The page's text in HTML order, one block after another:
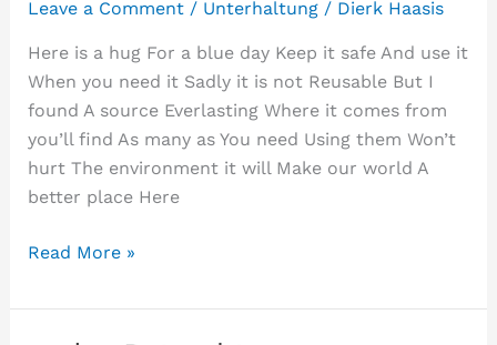
Leave a Comment / Unterhaltung/ Dierk Haasis
Here is a hug For a blue day Keep it safe And use it
When you need it Sadly it is not Reusable But I
found A source Everlasting Where it comes from
you’ll find As many as You need Using them Won’t
hurt The environment it will Make our world A
better place Here
Embracing
world
Read More »